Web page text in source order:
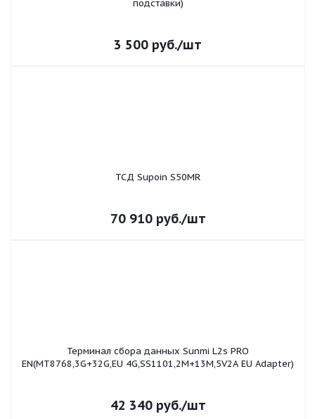
подставки)
3 500 руб./шт
ТСД Supoin S50MR
70 910руб./шт
Терминал сбора данных Sunmi L2s PRO
EN(MT8768,3G+32G,EU 4G,SS1101,2M+13M,5V2A EU Adapter)
42 340руб./шт